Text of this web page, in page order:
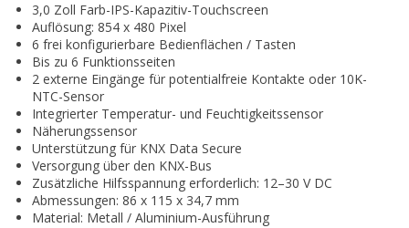
3,0 Zoll Farb-IPS-Kapazitiv-Touchscreen
Auflösung: 854 x 480 Pixel
6 frei konfigurierbare Bedienflächen / Tasten
Bis zu 6 Funktionsseiten
2 externe Eingänge für potentialfreie Kontakte oder 10K-
NTC-Sensor
Integrierter Temperatur- und Feuchtigkeitssensor
Näherungssensor
Unterstützung für KNX Data Secure
Versorgung über den KNX-Bus
Zusätzliche Hilfsspannung erforderlich: 12–30 V DC
Abmessungen: 86 x 115 x 34,7 mm
Material: Metall / Aluminium-Ausführung